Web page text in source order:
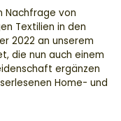
Nachfrage von
Textilien in den
2022 an unserem
die nun auch einem
ergänzen
Home- und